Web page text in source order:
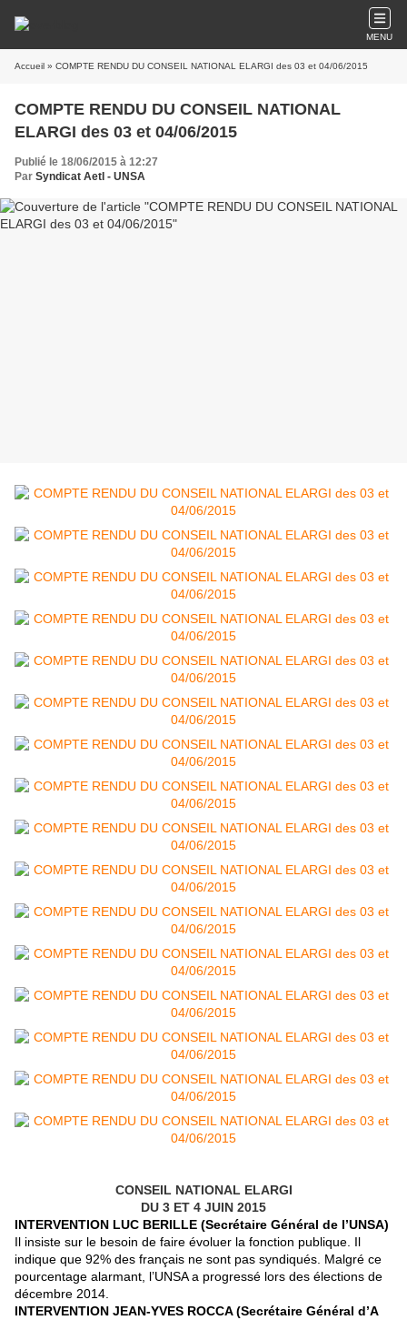
MENU
Accueil » COMPTE RENDU DU CONSEIL NATIONAL ELARGI des 03 et 04/06/2015
COMPTE RENDU DU CONSEIL NATIONAL
ELARGI des 03 et 04/06/2015
Publié le 18/06/2015 à 12:27
Par Syndicat AetI - UNSA
CONSEIL NATIONAL ELARGI
DU 3 ET 4 JUIN 2015
INTERVENTION LUC BERILLE (Secrétaire Général de l’UNSA)
Il insiste sur le besoin de faire évoluer la fonction publique. Il
indique que 92% des français ne sont pas syndiqués. Malgré ce
pourcentage alarmant, l’UNSA a progressé lors des élections de
décembre 2014.
INTERVENTION JEAN-YVES ROCCA (Secrétaire Général d’A